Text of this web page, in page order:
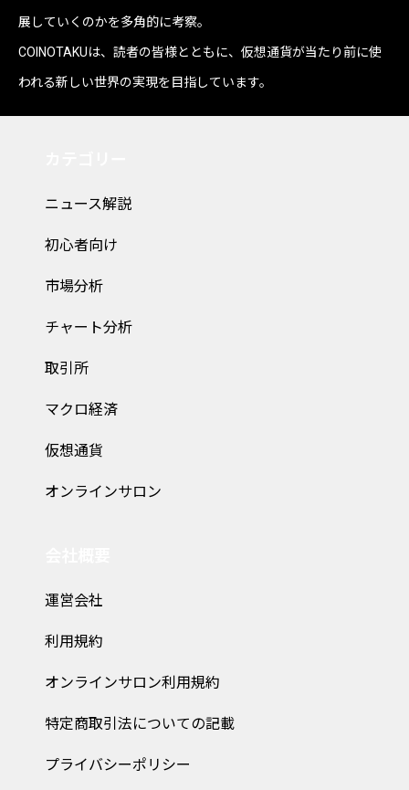
展していくのかを多角的に考察。
COINOTAKUは、読者の皆様とともに、仮想通貨が当たり前に使
われる新しい世界の実現を目指しています。
ニュース解説
初心者向け
市場分析
チャート分析
取引所
マクロ経済
仮想通貨
オンラインサロン
運営会社
利用規約
オンラインサロン利用規約
特定商取引法についての記載
プライバシーポリシー